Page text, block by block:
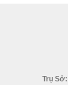
Trụ Sở: